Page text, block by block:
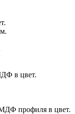
в цвет.
профиля в цвет.